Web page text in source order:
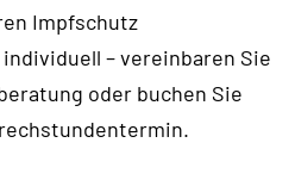
oder ihrer -
als Sie vielleicht
www.hausarztpraxen-
Impfschutz
– vereinbaren Sie
oder buchen Sie